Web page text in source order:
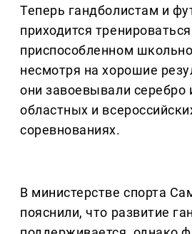
Теперь гандболистам и
приходится
приспособленном
несмотря на хорошие
они завоевывали серебро
областных и
соревнованиях.
В министерстве спорта
пояснили, что развитие